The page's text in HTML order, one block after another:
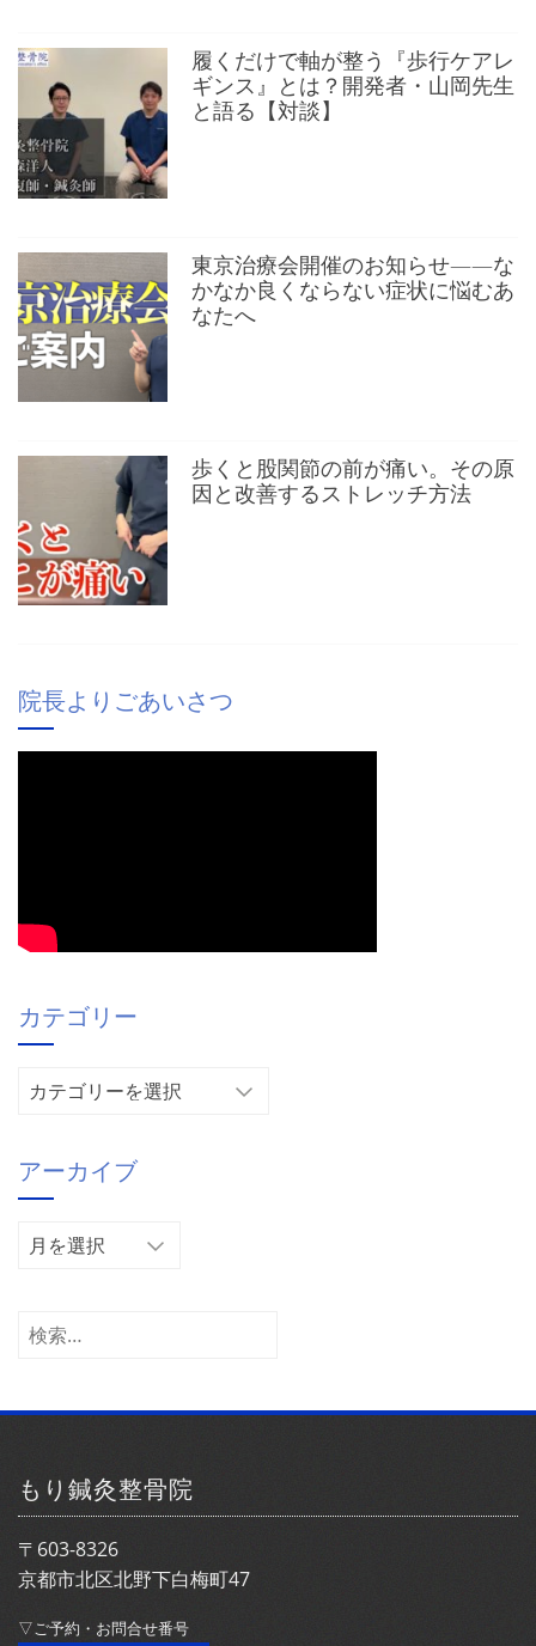
履くだけで軸が整う『歩行ケアレ
ギンス』とは？開発者・山岡先生
と語る【対談】
東京治療会開催のお知らせ——な
かなか良くならない症状に悩むあ
なたへ
歩くと股関節の前が痛い。その原
因と改善するストレッチ方法
院長よりごあいさつ
カテゴリー
リ
ー
アーカイブ
ア
イ
検
もり鍼灸整骨院
〒603-8326
京都市北区北野下白梅町47
▽ご予約・お問合せ番号